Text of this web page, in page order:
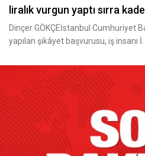
liralık vurgun yaptı sırra
Dinçer GÖKÇEİstanbul Cumhuriyet
yapılan şikâyet başvurusu, iş insanı İ.